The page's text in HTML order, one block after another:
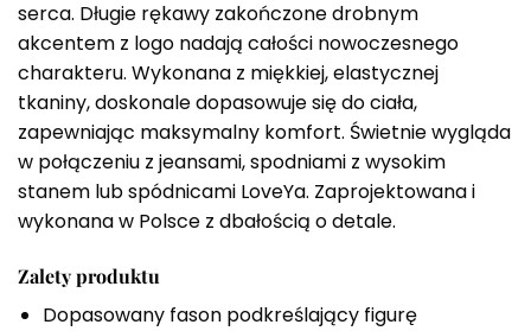
serca. Długie rękawy zakończone drobnym
akcentem z logo nadają całości nowoczesnego
charakteru. Wykonana z miękkiej, elastycznej
tkaniny, doskonale dopasowuje się do ciała,
zapewniając maksymalny komfort. Świetnie wygląda
w połączeniu z jeansami, spodniami z wysokim
stanem lub spódnicami LoveYa. Zaprojektowana i
wykonana w Polsce z dbałością o detale.
Zalety produktu
Dopasowany fason podkreślający figurę